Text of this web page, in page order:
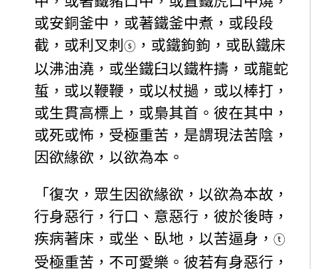
或安銅釜中，或著鐵釜中煮，或段段
截，或利叉刺 ⓢ ，或鐵鉤鉤，或臥鐵床
以沸油澆，或坐鐵臼以鐵杵擣，或龍蛇
蜇，或以鞭鞭，或以杖撾，或以棒打，
或生貫高標上，或梟其首。彼在其中，
或死或怖，受極重苦，是謂現法苦陰，
因欲緣欲，以欲為本。
「復次，眾生因欲緣欲，以欲為本故，
行身惡行，行口、意惡行，彼於後時，
疾病著床，或坐、臥地，以苦逼身， ⓣ
受極重苦，不可愛樂。彼若有身惡行，